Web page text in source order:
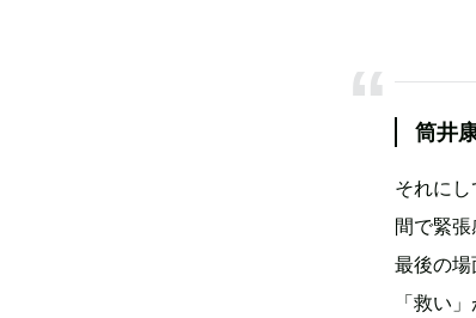
筒井
それに
間で緊張
最後の
「救い